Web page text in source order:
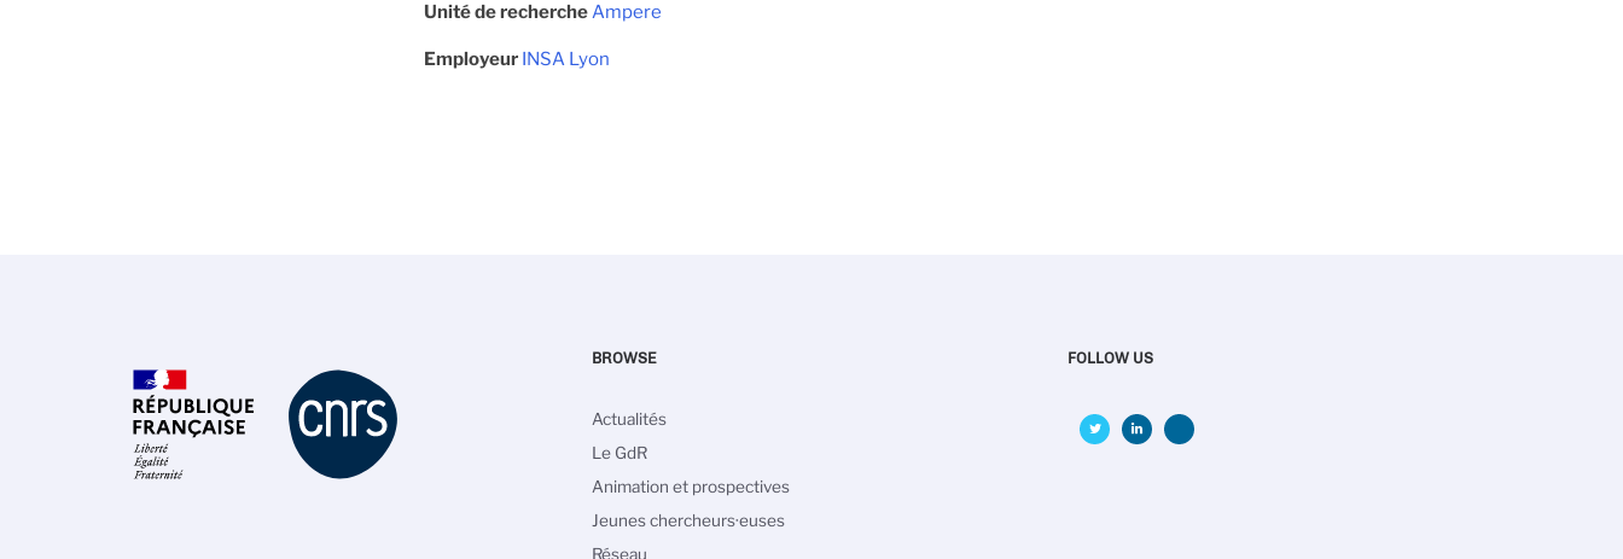
Unité de rechercheAmpere
Employeur INSA Lyon
BROWSE
Navigation
principale
Actualités
Le GdR
Animation et prospectives
Jeunes chercheurs·euses
Réseau
FOLLOW US